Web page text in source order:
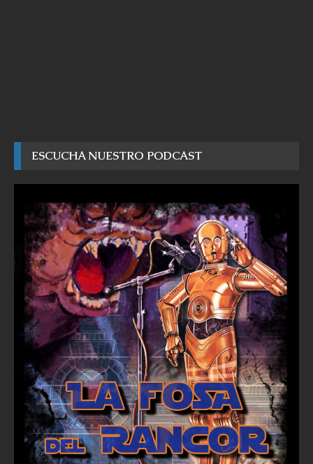
ESCUCHA NUESTRO PODCAST